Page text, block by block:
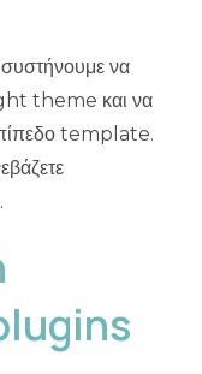
να
theme και να
template.